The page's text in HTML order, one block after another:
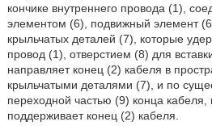
кончике внутреннего провода (1),
элементом (6), подвижный элемент
крыльчатых деталей (7), которые
провод (1), отверстием (8) для
направляет конец (2) кабеля в
крыльчатыми деталями (7), и по
переходной частью (9) конца кабеля,
поддерживает конец (2) кабеля.